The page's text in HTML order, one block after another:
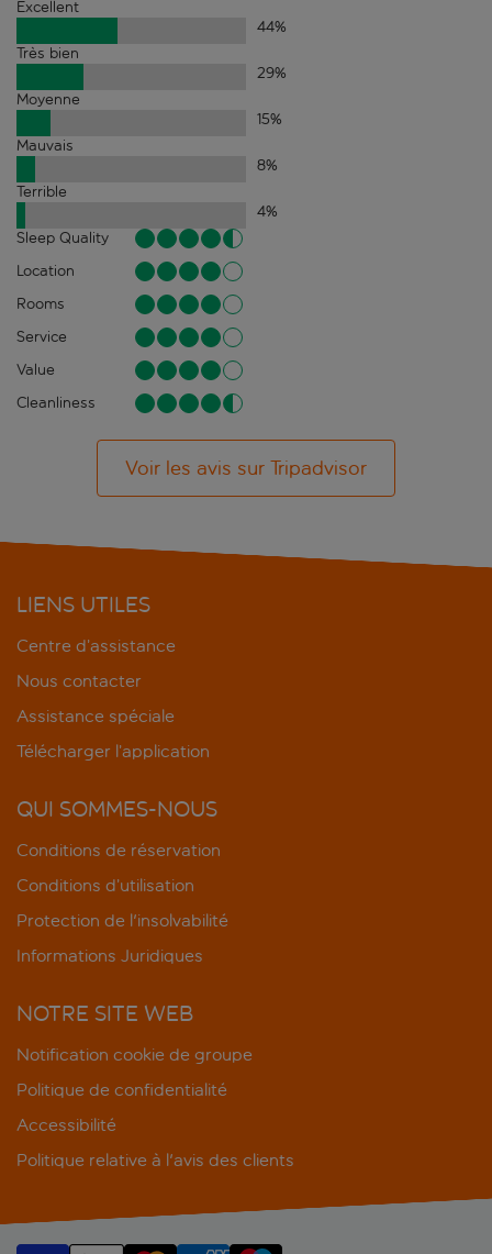
Excellent
44%
Très bien
29%
Moyenne
15%
Mauvais
8%
Terrible
4%
Sleep Quality
Location
Rooms
Service
Value
Cleanliness
Voir les avis sur Tripadvisor
LIENS UTILES
Centre d’assistance
Nous contacter
Assistance spéciale
Télécharger l’application
QUI SOMMES-NOUS
Conditions de réservation
Conditions d’utilisation
Protection de l'insolvabilité
Informations Juridiques
NOTRE SITE WEB
Notification cookie de groupe
Politique de confidentialité
Accessibilité
Politique relative à l'avis des clients